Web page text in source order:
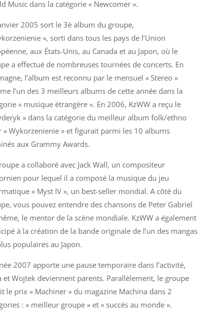
Music dans la catégorie « Newcomer ».
2005 sort le 3è album du groupe,
», sorti dans tous les pays de l’Union
aux États-Unis, au Canada et au Japon, où le
a effectué de nombreuses tournées de concerts. En
l’album est reconnu par le mensuel « Stereo »
l’un des 3 meilleurs albums de cette année dans la
« musique étrangère ». En 2006, KzWW a reçu le
» dans la catégorie du meilleur album folk/ethno
« Wykorzenienie » et figurait parmi les 10 albums
aux Grammy Awards.
a collaboré avec Jack Wall, un compositeur
pour lequel il a composé la musique du jeu
« Myst IV », un best-seller mondial. A côté du
vous pouvez entendre des chansons de Peter Gabriel
le mentor de la scène mondiale. KzWW a également
à la création de la bande originale de l’un des mangas
populaires au Japon.
2007 apporte une pause temporaire dans l’activité,
et Wojtek deviennent parents. Parallèlement, le groupe
le prix « Machiner » du magazine Machina dans 2
: « meilleur groupe » et « succès au monde ».